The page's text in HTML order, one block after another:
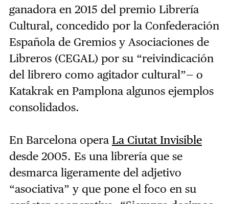
ganadora en 2015 del premio Librería
Cultural, concedido por la Confederación
Española de Gremios y Asociaciones de
Libreros (CEGAL) por su “reivindicación
del librero como agitador cultural”— o
Katakrak en Pamplona algunos ejemplos
consolidados.
En Barcelona opera La Ciutat Invisible
desde 2005. Es una librería que se
desmarca ligeramente del adjetivo
“asociativa” y que pone el foco en su